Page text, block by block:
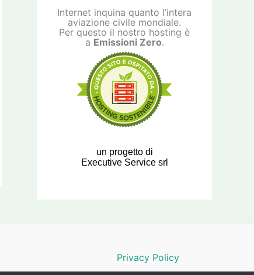
Internet inquina quanto l’intera
aviazione civile mondiale.
Per questo il nostro hosting è
a Emissioni Zero.
un progetto di
Executive Service srl
Privacy Policy